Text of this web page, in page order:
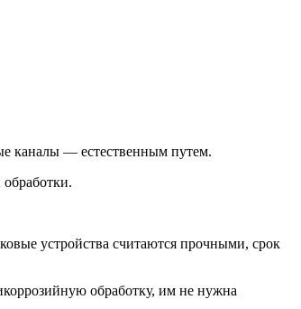
каналы — естественным путем.
устройства считаются прочными, срок
обработку, им не нужна